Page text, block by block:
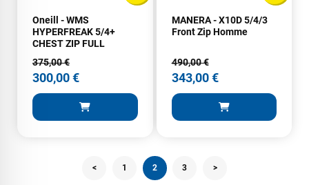
Oneill - WMS
HYPERFREAK 5/4+
CHEST ZIP FULL
375,00 €
300,00 €
MANERA - X10D 5/4/3
Front Zip Homme
490,00 €
343,00 €
< 1 2 3 >